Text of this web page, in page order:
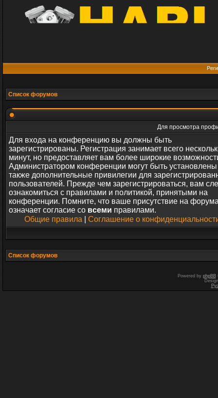
Список форумов
Для просмотра
Для входа на конференцию вы должны быть
зарегистрированы. Регистрация занимает всего
минут, но предоставляет вам более широкие
Администратором конференции могут быть установлены
также дополнительные привилегии для
пользователей. Прежде чем зарегистрироваться, вам
ознакомиться с правилами и политикой, принятыми на
конференции. Помните, что ваше присутствие на
означает согласие со всеми правилами.
Общие правила
Соглашение о
Список форумов
Powered by phpBB